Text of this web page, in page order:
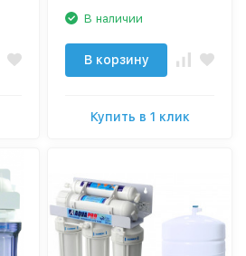
В наличии
В корзину
Купить в 1 клик